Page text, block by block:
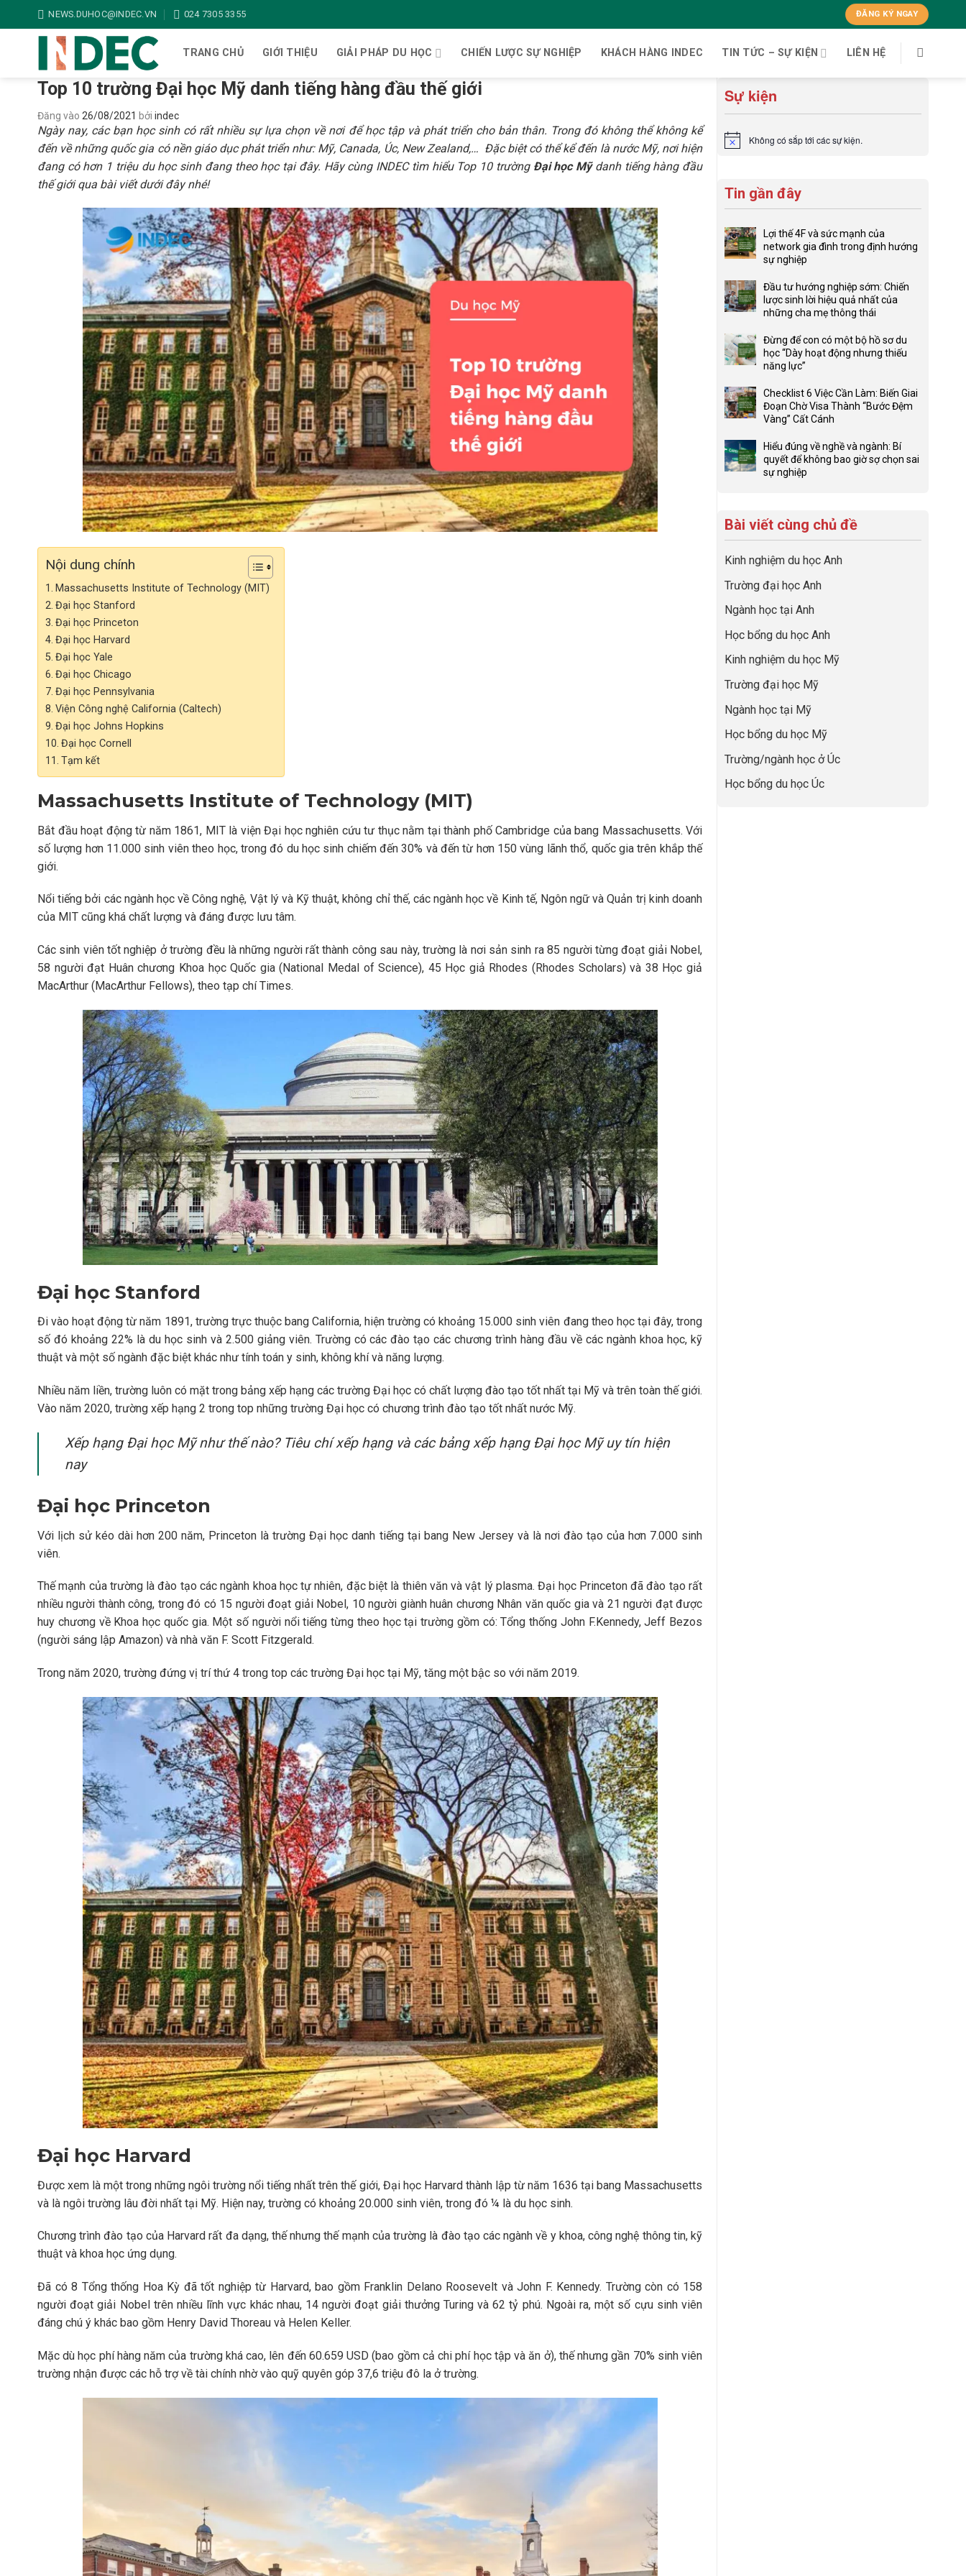
qua
NEWS.DUHOC@INDEC.VN 024 7305 3355 ĐĂNG KÝ NGAY
TRANG CHỦ GIỚI THIỆU GIẢI PHÁP DU HỌC CHIẾN LƯỢC SỰ NGHIỆP KHÁCH HÀNG INDEC TIN TỨC – SỰ KIỆN LIÊN HỆ
Top 10 trường Đại học Mỹ danh tiếng hàng đầu thế giới
Đăng vào 26/08/2021 bởi indec
Ngày nay, các bạn học sinh có rất nhiều sự lựa chọn về nơi để học tập và phát triển cho bản thân. Trong đó không thể không kể
đến về những quốc gia có nền giáo dục phát triển như: Mỹ, Canada, Úc, New Zealand,… Đặc biệt có thể kể đến là nước Mỹ, nơi hiện
đang có hơn 1 triệu du học sinh đang theo học tại đây. Hãy cùng INDEC tìm hiểu Top 10 trường Đại học Mỹdanh tiếng hàng đầu
thế giới qua bài viết dưới đây nhé!
Nội dung chính
Massachusetts Institute of Technology (MIT)
Đại học Stanford
Đại học Princeton
Đại học Harvard
Đại học Yale
Đại học Chicago
Đại học Pennsylvania
Viện Công nghệ California (Caltech)
Đại học Johns Hopkins
Đại học Cornell
Tạm kết
Massachusetts Institute of Technology (MIT)
Bắt đầu hoạt động từ năm 1861, MIT là viện Đại học nghiên cứu tư thục nằm tại thành phố Cambridge của bang Massachusetts. Với
số lượng hơn 11.000 sinh viên theo học, trong đó du học sinh chiếm đến 30% và đến từ hơn 150 vùng lãnh thổ, quốc gia trên khắp thế
giới.
Nổi tiếng bởi các ngành học về Công nghệ, Vật lý và Kỹ thuật, không chỉ thế, các ngành học về Kinh tế, Ngôn ngữ và Quản trị kinh doanh
của MIT cũng khá chất lượng và đáng được lưu tâm.
Các sinh viên tốt nghiệp ở trường đều là những người rất thành công sau này, trường là nơi sản sinh ra 85 người từng đoạt giải Nobel,
58 người đạt Huân chương Khoa học Quốc gia (National Medal of Science), 45 Học giả Rhodes (Rhodes Scholars) và 38 Học giả
MacArthur (MacArthur Fellows), theo tạp chí Times.
Đại học Stanford
Đi vào hoạt động từ năm 1891, trường trực thuộc bang California, hiện trường có khoảng 15.000 sinh viên đang theo học tại đây, trong
số đó khoảng 22% là du học sinh và 2.500 giảng viên. Trường có các đào tạo các chương trình hàng đầu về các ngành khoa học, kỹ
thuật và một số ngành đặc biệt khác như tính toán y sinh, không khí và năng lượng.
Nhiều năm liền, trường luôn có mặt trong bảng xếp hạng các trường Đại học có chất lượng đào tạo tốt nhất tại Mỹ và trên toàn thế giới.
Vào năm 2020, trường xếp hạng 2 trong top những trường Đại học có chương trình đào tạo tốt nhất nước Mỹ.
Xếp hạng Đại học Mỹ như thế nào? Tiêu chí xếp hạng và các bảng xếp hạng Đại học Mỹ uy tín hiện
nay
Đại học Princeton
Với lịch sử kéo dài hơn 200 năm, Princeton là trường Đại học danh tiếng tại bang New Jersey và là nơi đào tạo của hơn 7.000 sinh
viên.
Thế mạnh của trường là đào tạo các ngành khoa học tự nhiên, đặc biệt là thiên văn và vật lý plasma. Đại học Princeton đã đào tạo rất
nhiều người thành công, trong đó có 15 người đoạt giải Nobel, 10 người giành huân chương Nhân văn quốc gia và 21 người đạt được
huy chương về Khoa học quốc gia. Một số người nổi tiếng từng theo học tại trường gồm có: Tổng thống John F.Kennedy, Jeff Bezos
(người sáng lập Amazon) và nhà văn F. Scott Fitzgerald.
Trong năm 2020, trường đứng vị trí thứ 4 trong top các trường Đại học tại Mỹ, tăng một bậc so với năm 2019.
Đại học Harvard
Được xem là một trong những ngôi trường nổi tiếng nhất trên thế giới, Đại học Harvard thành lập từ năm 1636 tại bang Massachusetts
và là ngôi trường lâu đời nhất tại Mỹ. Hiện nay, trường có khoảng 20.000 sinh viên, trong đó ¼ là du học sinh.
Chương trình đào tạo của Harvard rất đa dạng, thế nhưng thế mạnh của trường là đào tạo các ngành về y khoa, công nghệ thông tin, kỹ
thuật và khoa học ứng dụng.
Đã có 8 Tổng thống Hoa Kỳ đã tốt nghiệp từ Harvard, bao gồm Franklin Delano Roosevelt và John F. Kennedy. Trường còn có 158
người đoạt giải Nobel trên nhiều lĩnh vực khác nhau, 14 người đoạt giải thưởng Turing và 62 tỷ phú. Ngoài ra, một số cựu sinh viên
đáng chú ý khác bao gồm Henry David Thoreau và Helen Keller.
Mặc dù học phí hàng năm của trường khá cao, lên đến 60.659 USD (bao gồm cả chi phí học tập và ăn ở), thế nhưng gần 70% sinh viên
trường nhận được các hỗ trợ về tài chính nhờ vào quỹ quyên góp 37,6 triệu đô la ở trường.
Sự kiện
Notice Không có sắp tới các sự kiện.
Tin gần đây
Lợi thế 4F và sức mạnh của
network gia đình trong định hướng
sự nghiệp
có
bình
luận
Lợi
thế
4F
sức
mạnh
của
network
đình
trong
định
nghiệp
Đầu tư hướng nghiệp sớm: Chiến
lược sinh lời hiệu quả nhất của
những cha mẹ thông thái
có
bình
luận
Đầu
tư
hướng
nghiệp
sớm:
Chiến
lược
sinh
quả
nhất
của
những
cha
mẹ
thái
Đừng để con có một bộ hồ sơ du
học “Dày hoạt động nhưng thiếu
năng lực”
có
bình
luận
Đừng
để
con
có
hồ
sơ
học
hoạt
nhưng
năng
Checklist 6 Việc Cần Làm: Biến Giai
Đoạn Chờ Visa Thành “Bước Đệm
Vàng” Cất Cánh
có
bình
luận
Việc
Cần
Biến
Đoạn
Visa
“Bước
Vàng”
Cánh
Hiểu đúng về nghề và ngành: Bí
quyết để không bao giờ sợ chọn sai
sự nghiệp
luận
đúng
nghề
ngành:
quyết
không
bao
giờ
chọn
sai
sự
nghiệp
Bài viết cùng chủ đề
Kinh nghiệm du học Anh
Trường đại học Anh
Ngành học tại Anh
Học bổng du học Anh
Kinh nghiệm du học Mỹ
Trường đại học Mỹ
Ngành học tại Mỹ
Học bổng du học Mỹ
Trường/ngành học ở Úc
Học bổng du học Úc